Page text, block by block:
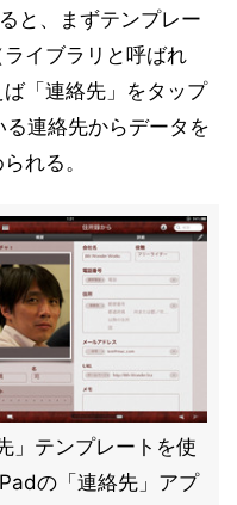
と、まずテンプレー
イブラリと呼ばれ
「連絡先」をタップ
連絡先からデータを
れる。
」テンプレートを使
の「連絡先」アプ